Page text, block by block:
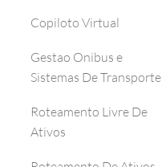
Copiloto Virtual
Gestao Onibus e
Sistemas De Transporte
Roteamento Livre De
Ativos